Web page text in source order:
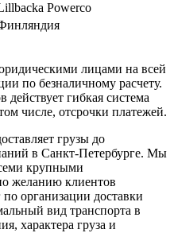
Powerco
лицами на всей
по безналичному расчету.
гибкая система
числе, отсрочки платежей.
грузы до
в Санкт-Петербурге. Мы
крупными
желанию клиентов
организации доставки
вид транспорта в
характера груза и